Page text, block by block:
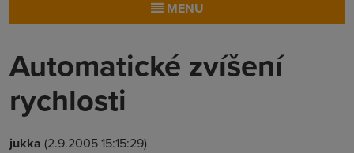
MENU
Automatické zvíšení
rychlosti
jukka (2.9.2005 15:15:29)